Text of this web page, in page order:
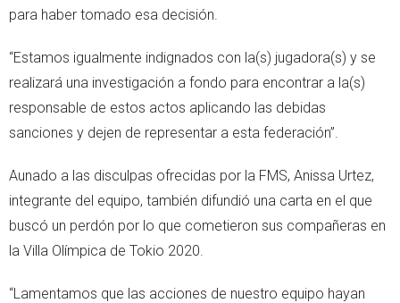
para haber tomado esa decisión.
“Estamos igualmente indignados con la(s) jugadora(s) y se
realizará una investigación a fondo para encontrar a la(s)
responsable de estos actos aplicando las debidas
sanciones y dejen de representar a esta federación”.
Aunado a las disculpas ofrecidas por la FMS, Anissa Urtez,
integrante del equipo, también difundió una carta en el que
buscó un perdón por lo que cometieron sus compañeras en
la Villa Olímpica de Tokio 2020.
“Lamentamos que las acciones de nuestro equipo hayan